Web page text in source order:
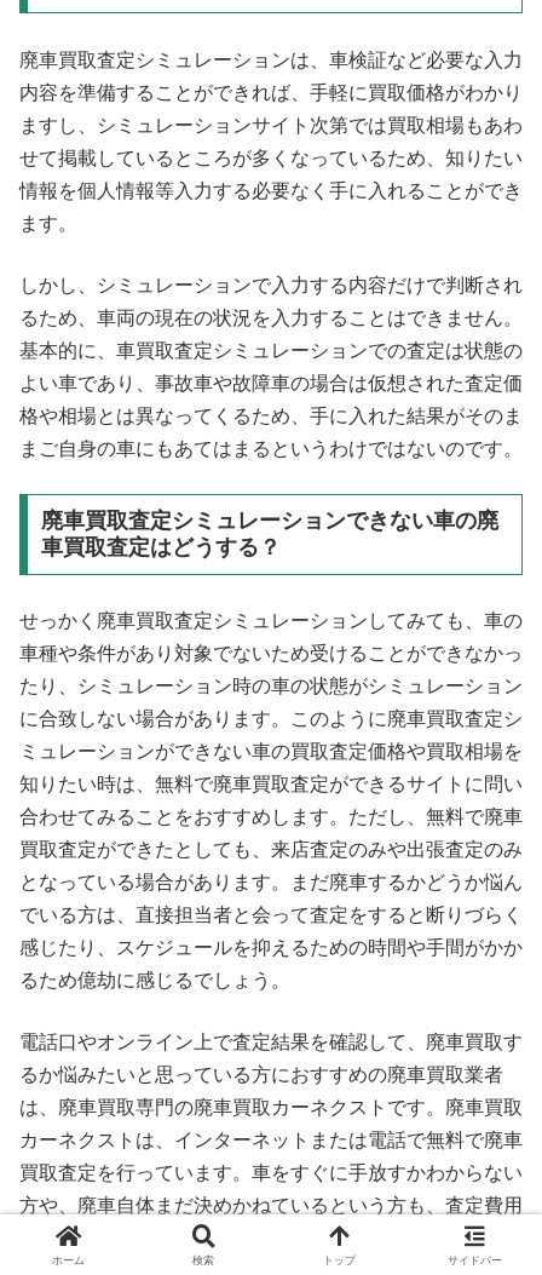
廃車買取査定シミュレーションは、車検証など必要な入力
内容を準備することができれば、手軽に買取価格がわかり
ますし、シミュレーションサイト次第では買取相場もあわ
せて掲載しているところが多くなっているため、知りたい
情報を個人情報等入力する必要なく手に入れることができ
ます。
しかし、シミュレーションで入力する内容だけで判断され
るため、車両の現在の状況を入力することはできません。
基本的に、車買取査定シミュレーションでの査定は状態の
よい車であり、事故車や故障車の場合は仮想された査定価
格や相場とは異なってくるため、手に入れた結果がそのま
まご自身の車にもあてはまるというわけではないのです。
廃車買取査定シミュレーションできない車の廃
車買取査定はどうする？
せっかく廃車買取査定シミュレーションしてみても、車の
車種や条件があり対象でないため受けることができなかっ
たり、シミュレーション時の車の状態がシミュレーション
に合致しない場合があります。このように廃車買取査定シ
ミュレーションができない車の買取査定価格や買取相場を
知りたい時は、無料で廃車買取査定ができるサイトに問い
合わせてみることをおすすめします。ただし、無料で廃車
買取査定ができたとしても、来店査定のみや出張査定のみ
となっている場合があります。まだ廃車するかどうか悩ん
でいる方は、直接担当者と会って査定をすると断りづらく
感じたり、スケジュールを抑えるための時間や手間がかか
るため億劫に感じるでしょう。
電話口やオンライン上で査定結果を確認して、廃車買取す
るか悩みたいと思っている方におすすめの廃車買取業者
は、廃車買取専門の廃車買取カーネクストです。廃車買取
カーネクストは、インターネットまたは電話で無料で廃車
買取査定を行っています。車をすぐに手放すかわからない
方や、廃車自体まだ決めかねているという方も、査定費用
無料で実車査定がなく、その場で査定価格を教えてもらえ
ホーム 検索 トップ サイドバー